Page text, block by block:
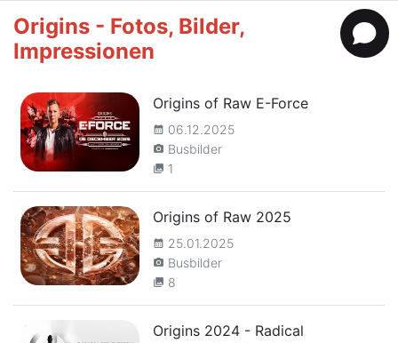
Origins - Fotos, Bilder,
Impressionen
Origins of Raw E-Force
calendar_month 06.12.2025
camera_alt Busbilder
collections 1
Origins of Raw 2025
calendar_month 25.01.2025
camera_alt Busbilder
collections 8
Origins 2024 - Radical